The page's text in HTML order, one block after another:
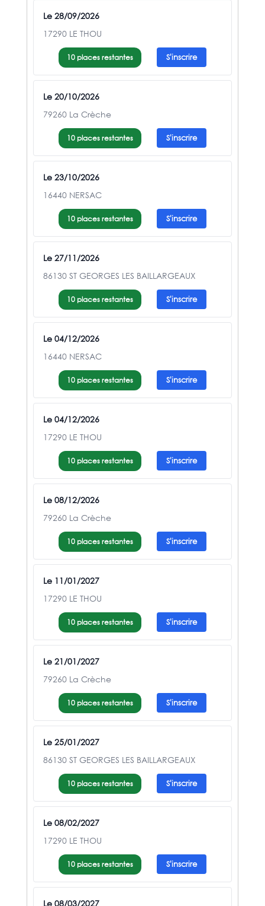
Le 28/09/2026
17290 LE THOU
10 places restantes S'inscrire
Le 20/10/2026
79260 La Crèche
10 places restantes S'inscrire
Le 23/10/2026
16440 NERSAC
10 places restantes S'inscrire
Le 27/11/2026
86130 ST GEORGES LES BAILLARGEAUX
10 places restantes S'inscrire
Le 04/12/2026
16440 NERSAC
10 places restantes S'inscrire
Le 04/12/2026
17290 LE THOU
10 places restantes S'inscrire
Le 08/12/2026
79260 La Crèche
10 places restantes S'inscrire
Le 11/01/2027
17290 LE THOU
10 places restantes S'inscrire
Le 21/01/2027
79260 La Crèche
10 places restantes S'inscrire
Le 25/01/2027
86130 ST GEORGES LES BAILLARGEAUX
10 places restantes S'inscrire
Le 08/02/2027
17290 LE THOU
10 places restantes S'inscrire
Le 08/03/2027